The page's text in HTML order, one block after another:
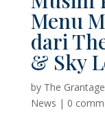
Menu
dari
& Sky
by The
News | 0